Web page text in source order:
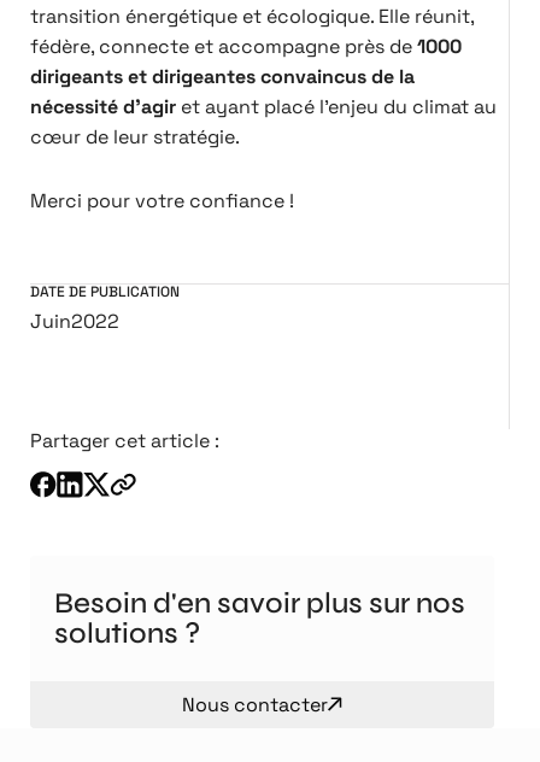
Partager cet article :
Besoin d'en savoir plus sur nos
solutions ?
Nous contacter
transition énergétique et écologique. Elle réunit,
fédère, connecte et accompagne près de1000
dirigeants et dirigeantes convaincus de la
nécessité d’agiret ayant placé l’enjeu du climat au
cœur de leur stratégie.
Merci pour votre confiance !
DATE DE PUBLICATION
Juin2022